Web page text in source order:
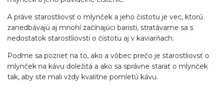
A práve starostliovsť o mlynček a jeho čistotu je vec, ktorú
zanedbávajú aj mnohí začínajúci baristi, stratávame sa s
nedostatok starostliovsti o čistotu aj v kaviarňach.
Poďme sa pozrieť na to, ako a vôbec prečo je starostliovsť o
mlynček na kávu doležitá a ako sa správne starať o mlynček
tak, aby ste mali vždy kvalitne pomletú kávu.